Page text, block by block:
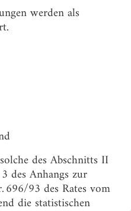
konjunkturstatistische
bei
strukturstatistische
werden als
des Abschnitts II
des Anhangs zur
93 des Rates vom
die statistischen